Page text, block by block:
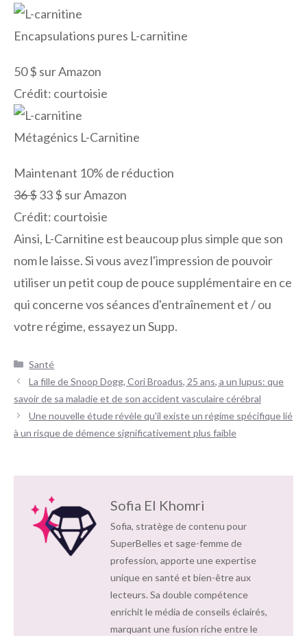
Encapsulations pures L-carnitine
50 $ sur Amazon
Crédit: courtoisie
Métagénics L-Carnitine
Maintenant 10% de réduction
36 $33 $ sur Amazon
Crédit: courtoisie
Ainsi, L-Carnitine est beaucoup plus simple que son
nom le laisse. Si vous avez l'impression de pouvoir
utiliser un petit coup de pouce supplémentaire en ce
qui concerne vos séances d'entraînement et / ou
votre régime, essayez un Supp.
Catégories
Santé
Navigation
La fille de Snoop Dogg, Cori Broadus, 25 ans, a un lupus: que
savoir de sa maladie et de son accident vasculaire cérébral
Une nouvelle étude révèle qu'il existe un régime spécifique lié
à un risque de démence significativement plus faible
Sofia El Khomri
Sofia, stratège de contenu pour
SuperBelles et sage-femme de
profession, apporte une expertise
unique en santé et bien-être aux
lecteurs. Sa double compétence
enrichit le média de conseils éclairés,
marquant une fusion riche entre le